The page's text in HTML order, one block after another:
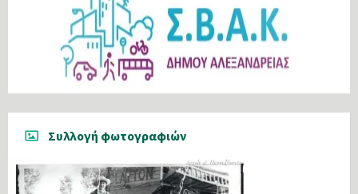
Συλλογή φωτογραφιών